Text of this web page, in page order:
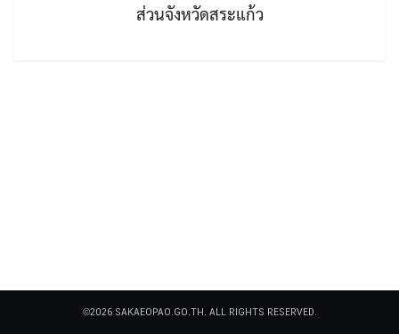
ส่วนจังหวัดสระแก้ว
©2026 SAKAEOPAO.GO.TH. ALL RIGHTS RESERVED.